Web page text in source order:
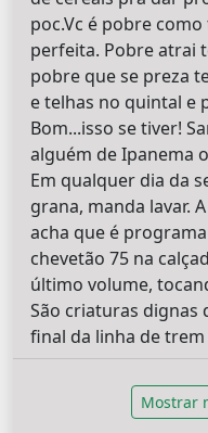
poc.Vc é pobre
perfeita. Pobre atrai
pobre que se preza
e telhas no quintal e
Bom...isso se tiver!
alguém de Ipanema
Em qualquer dia da
grana, manda lavar.
acha que é
chevetão 75 na
último volume,
São criaturas dignas
final da linha de
Mostrar